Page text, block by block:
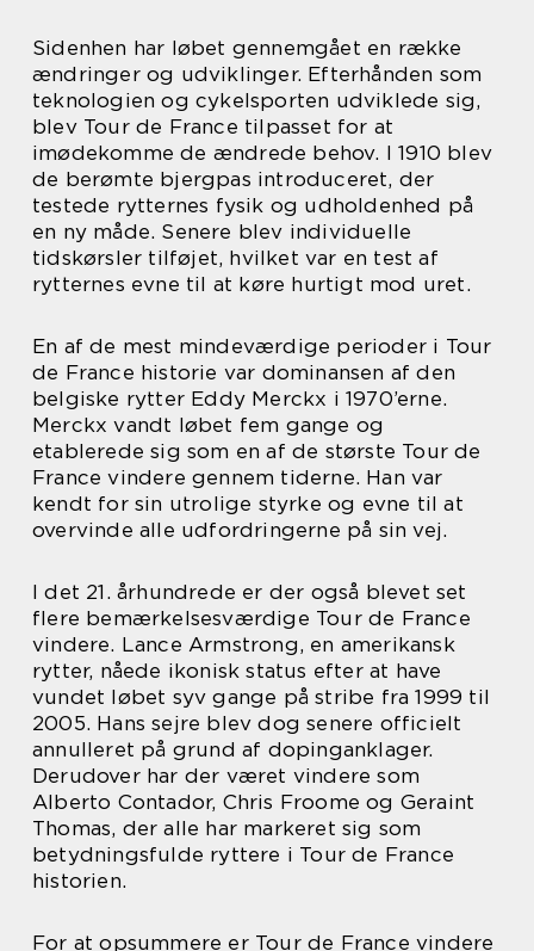
Sidenhen har løbet gennemgået en række
ændringer og udviklinger. Efterhånden som
teknologien og cykelsporten udviklede sig,
blev Tour de France tilpasset for at
imødekomme de ændrede behov. I 1910 blev
de berømte bjergpas introduceret, der
testede rytternes fysik og udholdenhed på
en ny måde. Senere blev individuelle
tidskørsler tilføjet, hvilket var en test af
rytternes evne til at køre hurtigt mod uret.
En af de mest mindeværdige perioder i Tour
de France historie var dominansen af den
belgiske rytter Eddy Merckx i 1970’erne.
Merckx vandt løbet fem gange og
etablerede sig som en af de største Tour de
France vindere gennem tiderne. Han var
kendt for sin utrolige styrke og evne til at
overvinde alle udfordringerne på sin vej.
I det 21. århundrede er der også blevet set
flere bemærkelsesværdige Tour de France
vindere. Lance Armstrong, en amerikansk
rytter, nåede ikonisk status efter at have
vundet løbet syv gange på stribe fra 1999 til
2005. Hans sejre blev dog senere officielt
annulleret på grund af dopinganklager.
Derudover har der været vindere som
Alberto Contador, Chris Froome og Geraint
Thomas, der alle har markeret sig som
betydningsfulde ryttere i Tour de France
historien.
For at opsummere er Tour de France vindere